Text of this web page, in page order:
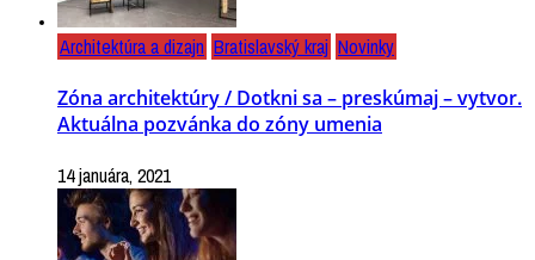
Architektúra a dizajn Bratislavský kraj Novinky
Zóna architektúry / Dotkni sa – preskúmaj – vytvor.
Aktuálna pozvánka do zóny umenia
14 januára, 2021